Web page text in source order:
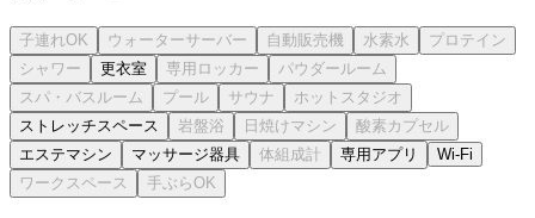
更衣室
ストレッチスペース
エステマシン
マッサージ器具 専用アプリ Wi-Fi